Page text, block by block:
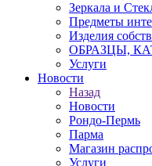
Зеркала и
Предметы
Изделия
ОБРАЗЦЫ,
Услуги
Новости
Назад
Новости
Рондо-Пермь
Парма
Магазин
Услуги